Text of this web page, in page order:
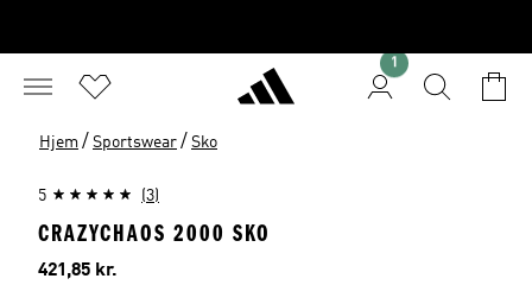
1
Hjem / Sportswear / Sko
5 (3)
CRAZYCHAOS 2000 SKO
Nuværende pris
421,85 kr.